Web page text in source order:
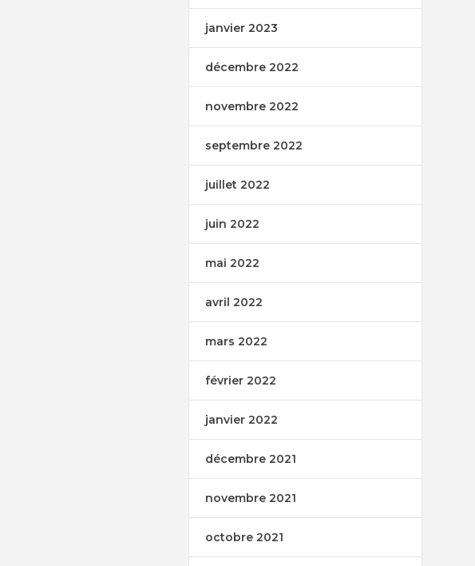
janvier 2023
décembre 2022
novembre 2022
septembre 2022
juillet 2022
juin 2022
mai 2022
avril 2022
mars 2022
février 2022
janvier 2022
décembre 2021
novembre 2021
octobre 2021